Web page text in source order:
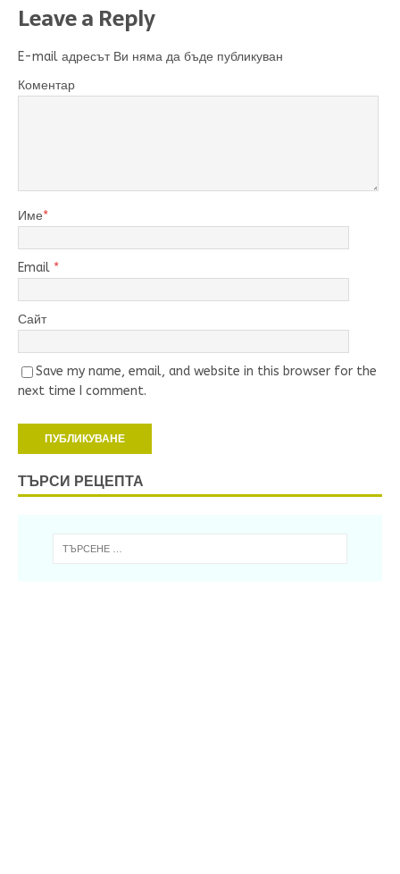
Leave a Reply
E-mail адресът Ви няма да бъде публикуван
Коментар
Име*
Email *
Сайт
Save my name, email, and website in this browser for the
next time I comment.
ТЪРСИ РЕЦЕПТА